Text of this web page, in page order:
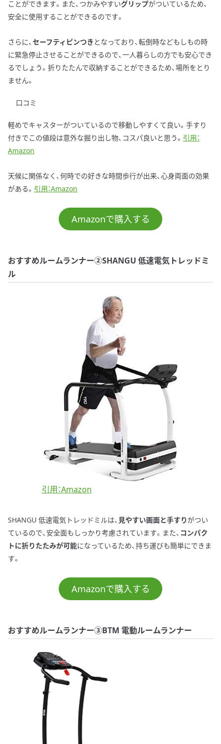
ことができます。また、つかみやすいグリップがついているため、
安全に使用することができるのです。
さらに、 セーフティピンつき となっており、転倒時などもしもの時
に緊急停止させることができるので、一人暮らしの方でも安心でき
るでしょう。折りたたんで収納することができるため、場所をとり
ません。
口コミ
軽めでキャスターがついているので移動しやすくて良い。手すり
付きでこの値段は意外な掘り出し物、コスパ良いと思う。 引用：
Amazon
天候に関係なく、何時での好きな時間歩行が出来、心身両面の効果
がある。 引用：Amazon
Amazonで購入する
おすすめルームランナー②SHANGU 低速電気トレッドミ
ル
引用：Amazon
SHANGU 低速電気トレッドミルは、 見やすい画面と手すりがつい
ているので、安全面もしっかり考慮されています。また、 コンパク
トに折りたたみが可能になっているため、持ち運びも簡単にできま
す。
Amazonで購入する
おすすめルームランナー③BTM 電動ルームランナー